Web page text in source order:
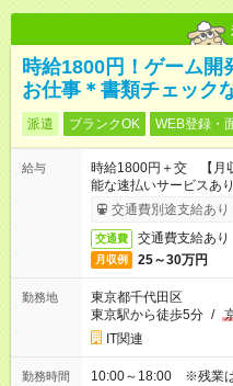
時給1800円！ゲーム開
お仕事＊書類チェック
派遣 ブランクOK WEB登録・
給与
時給1800円＋交 【月
能な速払いサービスあり
交通費別途支給あり
交通費 交通費支給あり
月収例 25～30万円
勤務地
東京都千代田区
東京駅から徒歩5分 /
IT関連
勤務時間 10:00～18:00 ※残業は